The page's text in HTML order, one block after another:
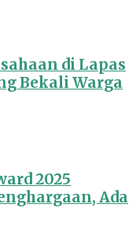
di Lapas
Bekali Warga
2025
Ada